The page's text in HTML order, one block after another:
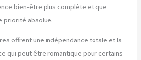
bien-être plus complète et que
priorité absolue.
offrent une indépendance totale et la
qui peut être romantique pour certains